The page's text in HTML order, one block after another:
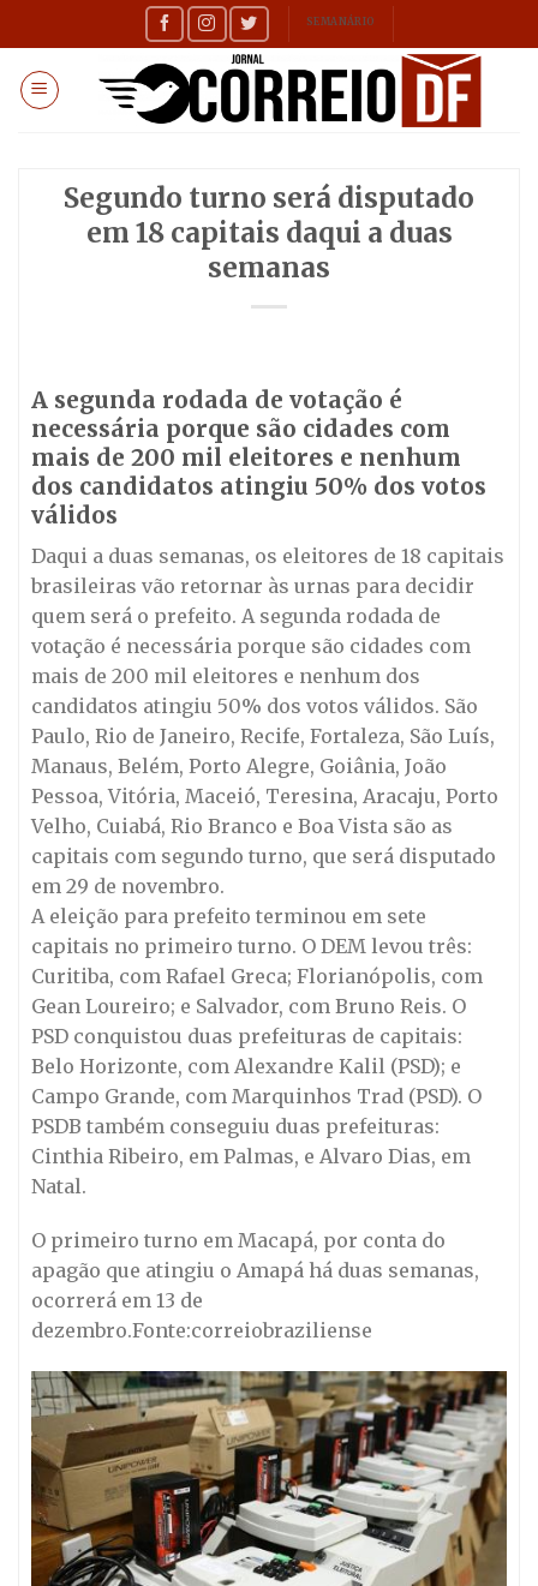
to
content
SEMANÁRIO
Segundo turno será disputado
em 18 capitais daqui a duas
semanas
A segunda rodada de votação é
necessária porque são cidades com
mais de 200 mil eleitores e nenhum
dos candidatos atingiu 50% dos votos
válidos
Daqui a duas semanas, os eleitores de 18 capitais
brasileiras vão retornar às urnas para decidir
quem será o prefeito. A segunda rodada de
votação é necessária porque são cidades com
mais de 200 mil eleitores e nenhum dos
candidatos atingiu 50% dos votos válidos. São
Paulo, Rio de Janeiro, Recife, Fortaleza, São Luís,
Manaus, Belém, Porto Alegre, Goiânia, João
Pessoa, Vitória, Maceió, Teresina, Aracaju, Porto
Velho, Cuiabá, Rio Branco e Boa Vista são as
capitais com segundo turno, que será disputado
em 29 de novembro.
A eleição para prefeito terminou em sete
capitais no primeiro turno. O DEM levou três:
Curitiba, com Rafael Greca; Florianópolis, com
Gean Loureiro; e Salvador, com Bruno Reis. O
PSD conquistou duas prefeituras de capitais:
Belo Horizonte, com Alexandre Kalil (PSD); e
Campo Grande, com Marquinhos Trad (PSD). O
PSDB também conseguiu duas prefeituras:
Cinthia Ribeiro, em Palmas, e Alvaro Dias, em
Natal.
O primeiro turno em Macapá, por conta do
apagão que atingiu o Amapá há duas semanas,
ocorrerá em 13 de
dezembro.Fonte:correiobraziliense